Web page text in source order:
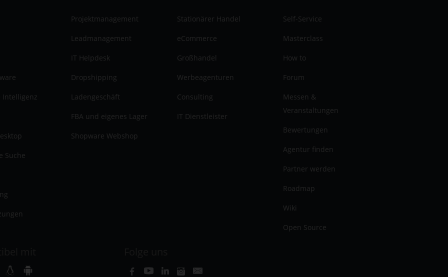
Intelligenz
Suche
Projektmanagement
Leadmanagement
IT Helpdesk
Dropshipping
Ladengeschäft
FBA und eigenes Lager
Shopware Webshop
Stationärer Handel
eCommerce
Großhandel
Werbeagenturen
Consulting
IT Dienstleister
Self-Service
Masterclass
How to
Forum
Messen &
Veranstaltungen
Bewertungen
Agentur finden
Partner werden
Roadmap
Wiki
Open Source